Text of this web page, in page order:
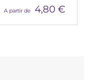
A partir de 4,80 €